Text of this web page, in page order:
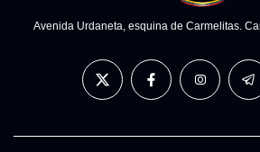
Avenida Urdaneta, esquina de Carmelitas.